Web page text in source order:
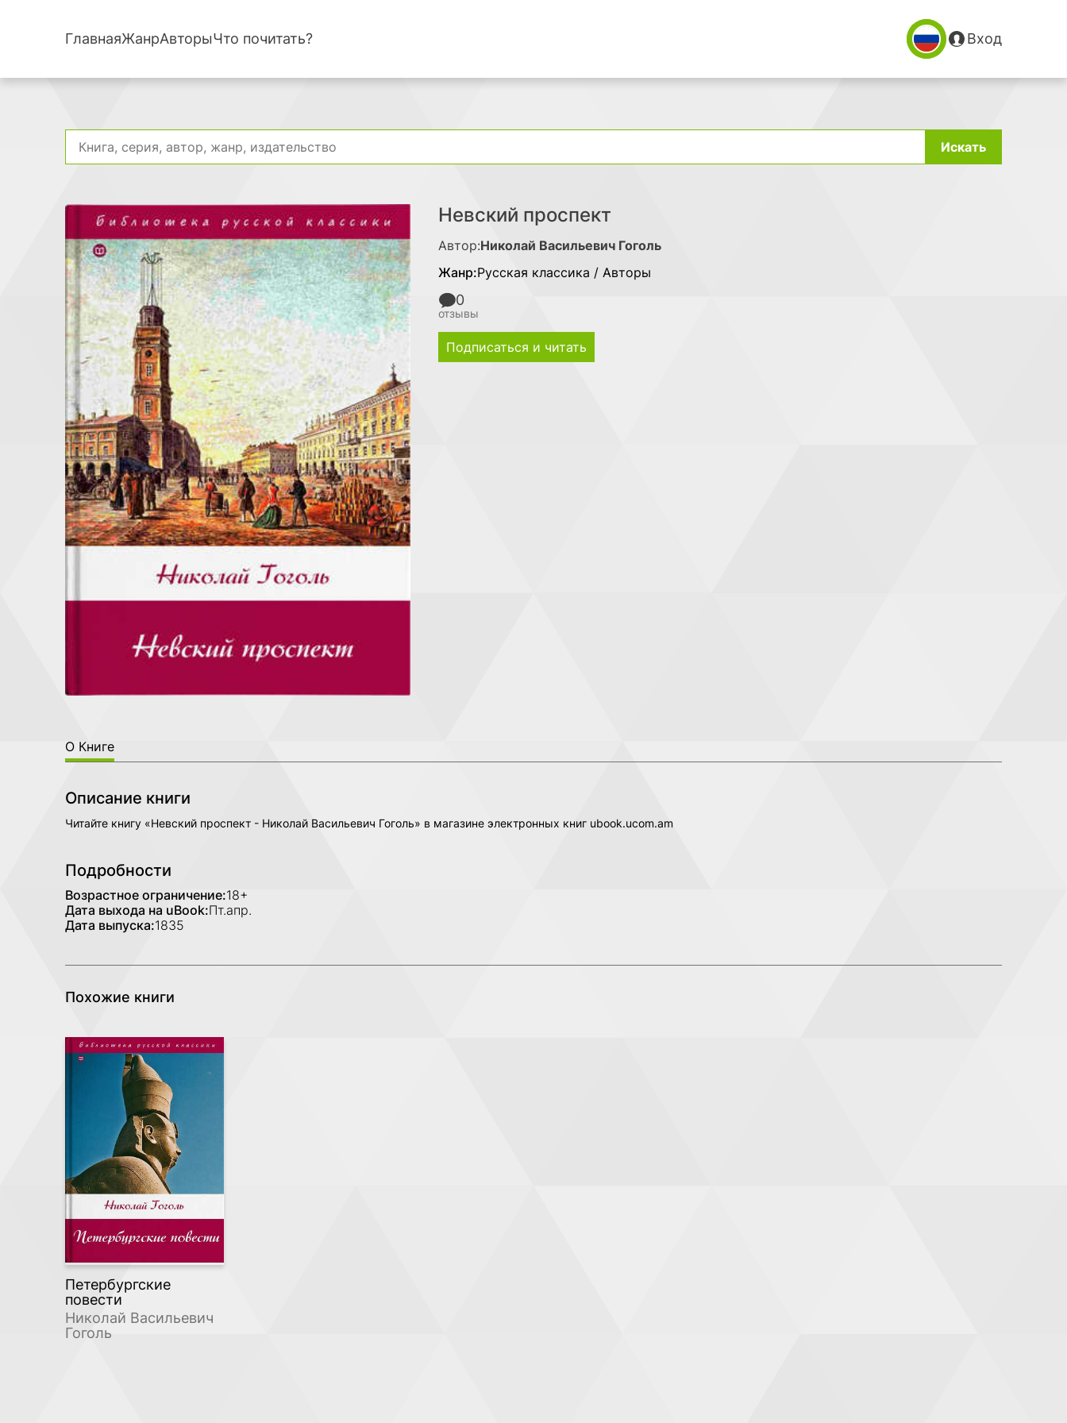
ГлавнаяЖанрАвторыЧто почитать? Вход
Искать
Невский проспект
Автор:Николай Васильевич Гоголь
Жанр:Русская классика / Авторы
0
отзывы
Подписаться и читать
О Книге
Описание книги
Читайте книгу «Невский проспект - Николай Васильевич Гоголь» в магазине электронных книг ubook.ucom.am
Подробности
Возрастное ограничение:18+
Дата выхода на uBook:Пт.апр.
Дата выпуска:1835
Похожие книги
Петербургские
повести
Николай Васильевич
Гоголь